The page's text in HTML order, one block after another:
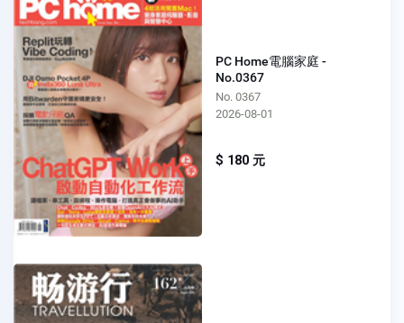
PC Home電腦家庭 -
No.0367
No. 0367
2026-08-01
$ 180 元